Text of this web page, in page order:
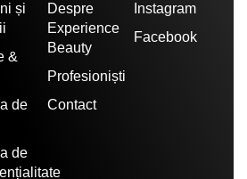
și
&
de
de
Despre
Experience
Beauty
Profesioniști
Contact
Instagram
Facebook